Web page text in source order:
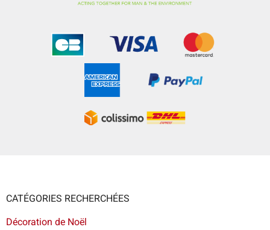
CATÉGORIES RECHERCHÉES
Décoration de Noël